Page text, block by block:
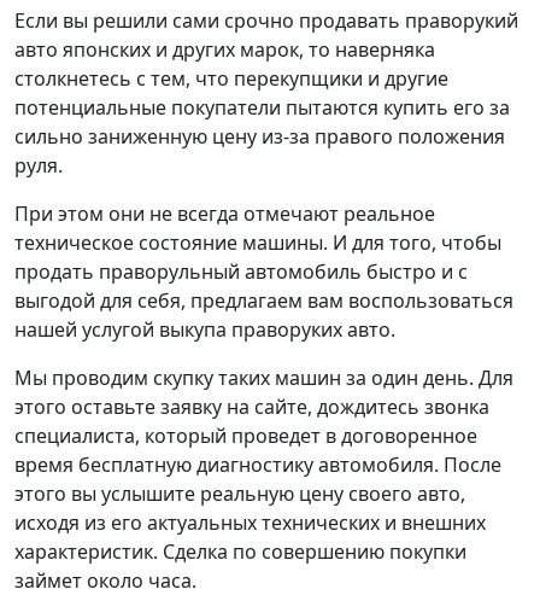
Если вы решили сами срочно продавать праворукий
авто японских и других марок, то наверняка
столкнетесь с тем, что перекупщики и другие
потенциальные покупатели пытаются купить его за
сильно заниженную цену из-за правого положения
руля.
При этом они не всегда отмечают реальное
техническое состояние машины. И для того, чтобы
продать праворульный автомобиль быстро и с
выгодой для себя, предлагаем вам воспользоваться
нашей услугой выкупа праворуких авто.
Мы проводим скупку таких машин за один день. Для
этого оставьте заявку на сайте, дождитесь звонка
специалиста, который проведет в договоренное
время бесплатную диагностику автомобиля. После
этого вы услышите реальную цену своего авто,
исходя из его актуальных технических и внешних
характеристик. Сделка по совершению покупки
займет около часа.